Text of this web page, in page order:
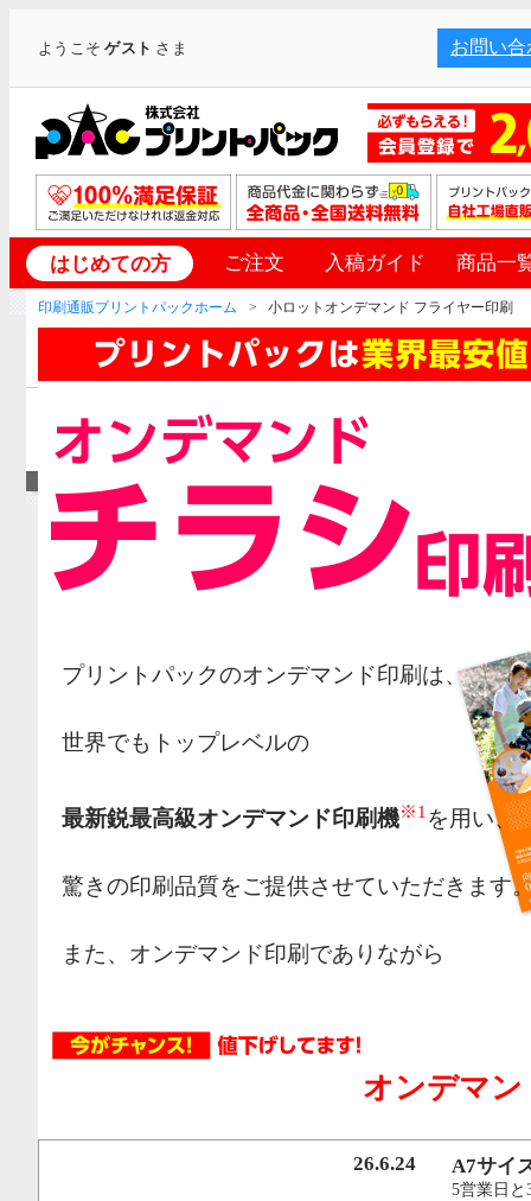
ようこそゲスト さま お問い合
はじめての方 ご注文 入稿ガイド 商品一
印刷通販プリントパックホーム 小ロットオンデマンド フライヤー印刷
プリントパックのオンデマンド印刷は、
世界でもトップレベルの
最新鋭最高級オンデマンド印刷機※1 を用い、
驚きの印刷品質をご提供させていただきます
また、オンデマンド印刷でありながら
行うことで、従来のオンデマンド印刷機より
オフセット印刷に近い品質を実現いたしまし
オンデマン
26.6.24 A7サイ
5営業日と